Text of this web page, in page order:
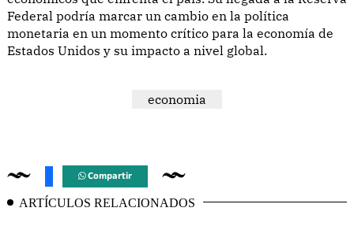
Federal podría marcar un cambio en la política
monetaria en un momento crítico para la economía de
Estados Unidos y su impacto a nivel global.
economia
Compartir
ARTÍCULOS RELACIONADOS